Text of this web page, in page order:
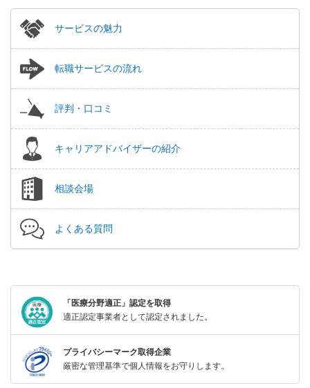
サービスの魅力
転職サービスの流れ
評判・口コミ
キャリアアドバイザーの紹介
相談会場
よくある質問
「医療分野適正」認定を取得
適正認定事業者として認定されました。
プライバシーマーク取得企業
厳密な管理基準で個人情報をお守りします。